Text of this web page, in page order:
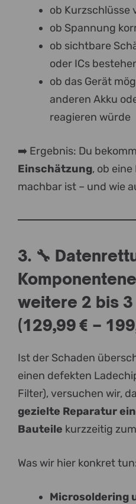
ob Kurzschlüsse
ob Spannung
ob sichtbare
oder ICs
ob das Gerät
anderen Akku
reagieren würde
➡️ Ergebnis: Du
Einschätzung, ob
machbar ist – und wie
3. 🔧
weitere 2 bis
(129,99 € –
Ist der Schaden
einen defekten
Filter), versuchen wir,
gezielte Reparatur
Bauteile kurzzeitig
Was wir hier konkret
Microsoldering